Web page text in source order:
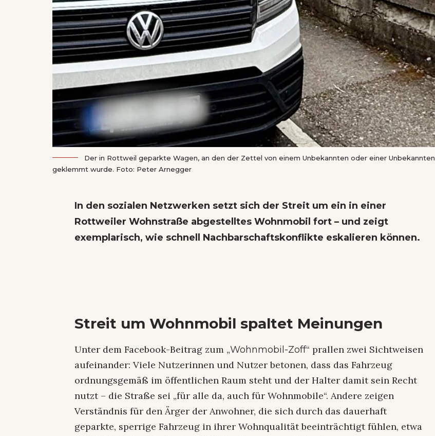
Der in Rottweil geparkte Wagen, an den der Zettel von einem Unbekannten oder einer Unbekannten
geklemmt wurde. Foto: Peter Arnegger
In den sozialen Netzwerken setzt sich der Streit um ein in einer
Rottweiler Wohnstraße abgestelltes Wohnmobil fort – und zeigt
exemplarisch, wie schnell Nachbarschaftskonflikte eskalieren können.
Streit um Wohnmobil spaltet Meinungen
Unter dem Facebook-Beitrag zum „Wohnmobil-Zoff“ prallen zwei Sichtweisen
aufeinander: Viele Nutzerinnen und Nutzer betonen, dass das Fahrzeug
ordnungsgemäß im öffentlichen Raum steht und der Halter damit sein Recht
nutzt – die Straße sei „für alle da, auch für Wohnmobile“. Andere zeigen
Verständnis für den Ärger der Anwohner, die sich durch das dauerhaft
geparkte, sperrige Fahrzeug in ihrer Wohnqualität beeinträchtigt fühlen, etwa